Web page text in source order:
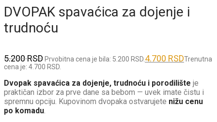
DVOPAK spavaćica za dojenje i
trudnoću
5.200RSD Prvobitna cena je bila: 5.200 RSD. 4.700 RSDTrenutna
cena je: 4.700 RSD.
Dvopak spavaćica za dojenje, trudnoću i porodilište je
praktičan izbor za prve dane sa bebom — uvek imate čistu i
spremnu opciju. Kupovinom dvopaka ostvarujete nižu cenu
po komadu